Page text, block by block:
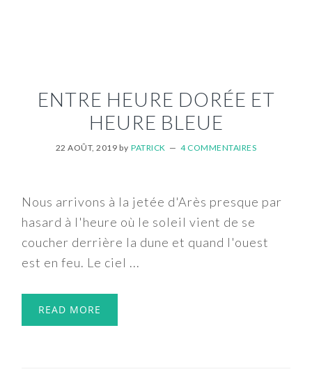
ENTRE HEURE DORÉE ET
HEURE BLEUE
22 AOÛT, 2019 byPATRICK 4 COMMENTAIRES
Nous arrivons à la jetée d'Arès presque par
hasard à l'heure où le soleil vient de se
coucher derrière la dune et quand l'ouest
est en feu. Le ciel ...
READ MORE